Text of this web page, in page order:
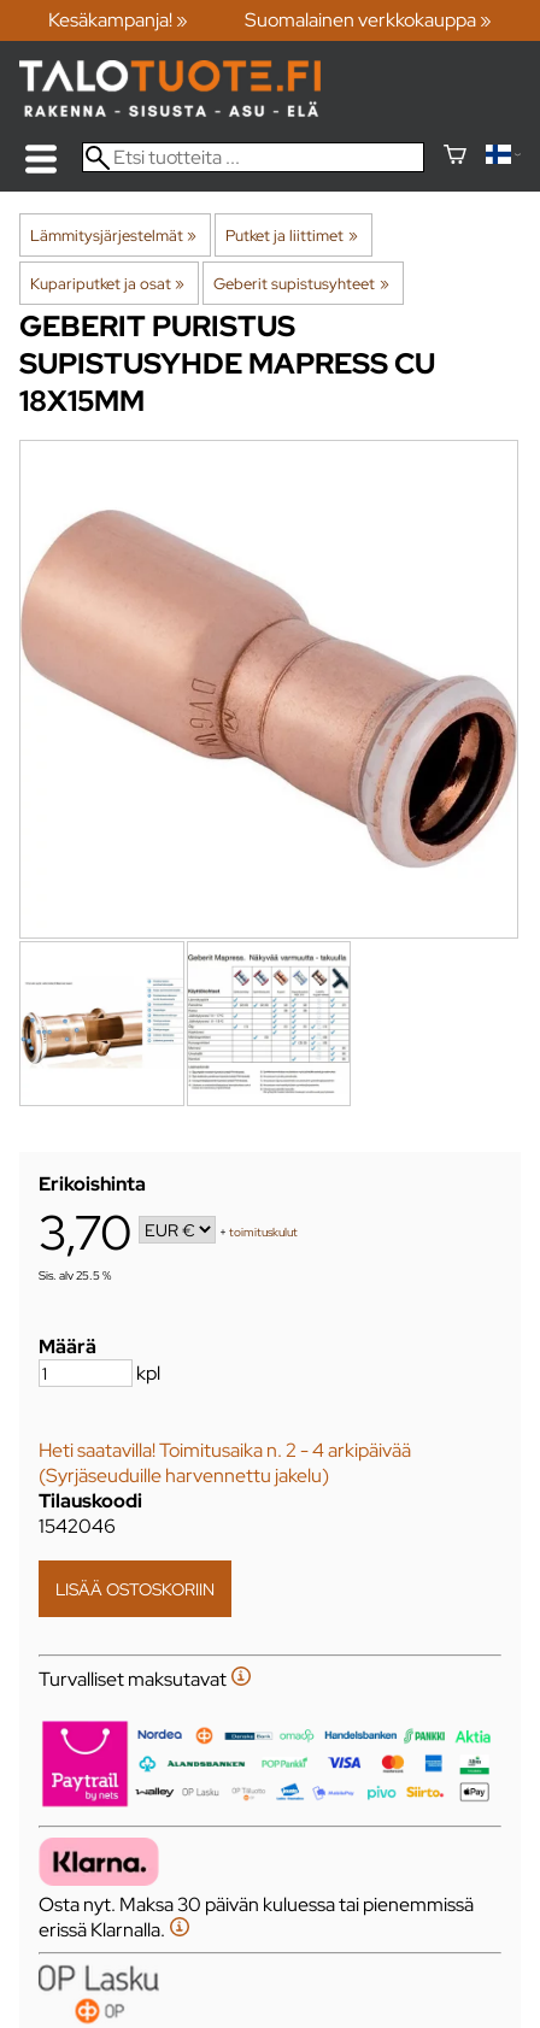
Kesäkampanja! » Suomalainen verkkokauppa »
Lämmitysjärjestelmät‪» Putket ja liittimet ‪»
Kupariputket ja osat‪» Geberit supistusyhteet ‪»
GEBERITPURISTUS
SUPISTUSYHDE MAPRESS CU
18X15MM
Erikoishinta
3,70 +toimituskulut
Sis. alv 25.5 %
Määrä
kpl
Heti saatavilla! Toimitusaika n. 2 - 4 arkipäivää
(Syrjäseuduille harvennettu jakelu)
Tilauskoodi
1542046
Turvalliset maksutavat
Osta nyt. Maksa 30 päivän kuluessa tai pienemmissä
erissä Klarnalla.